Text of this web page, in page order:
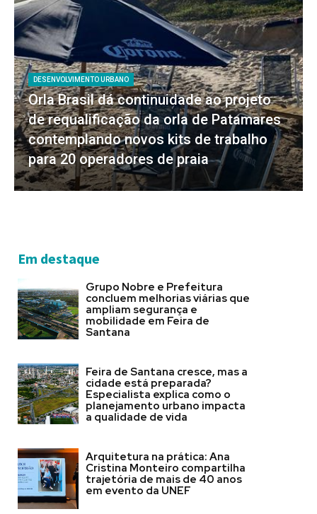
DESENVOLVIMENTO URBANO
Orla Brasil dá continuidade ao projeto
de requalificação da orla de Patamares
contemplando novos kits de trabalho
para 20 operadores de praia
Em destaque
Grupo Nobre e Prefeitura
concluem melhorias viárias que
ampliam segurança e
mobilidade em Feira de
Santana
Feira de Santana cresce, mas a
cidade está preparada?
Especialista explica como o
planejamento urbano impacta
a qualidade de vida
Arquitetura na prática: Ana
Cristina Monteiro compartilha
trajetória de mais de 40 anos
em evento da UNEF